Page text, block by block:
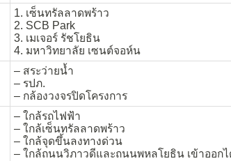
1. เซ็นทรัลลาดพร้าว
2. SCB Park
3. เมเจอร์ รัชโยธิน
4. มหาวิทยาลัย เซนต์จอห์น
– สระว่ายน้ำ
– รปภ.
– กล้องวงจรปิดโครงการ
– ใกล้รถไฟฟ้า
– ใกล้เซ็นทรัลลาดพร้าว
– ใกล้จุดขึ้นลงทางด่วน
– ใกล้ถนนวิภาวดีและถนนพหลโยธิน เข้าออกไ